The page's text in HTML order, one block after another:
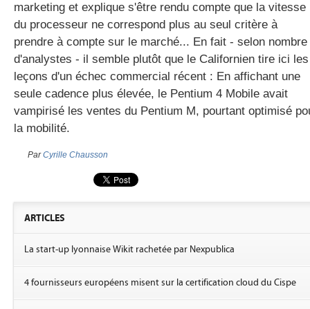
marketing et explique s'être rendu compte que la vitesse
du processeur ne correspond plus au seul critère à
prendre à compte sur le marché... En fait - selon nombre
d'analystes - il semble plutôt que le Californien tire ici les
leçons d'un échec commercial récent : En affichant une
seule cadence plus élevée, le Pentium 4 Mobile avait
vampirisé les ventes du Pentium M, pourtant optimisé
la mobilité.
ParCyrille Chausson
ARTICLES
La start-up lyonnaise Wikit rachetée par Nexpublica
4 fournisseurs européens misent sur la certification cloud du Cispe